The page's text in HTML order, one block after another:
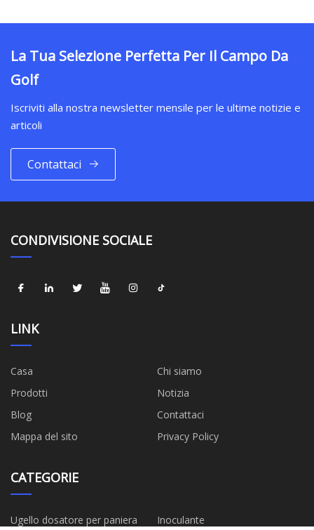
La Tua Selezione Perfetta Per Il Campo Da
Golf
Iscriviti alla nostra newsletter mensile per le ultime notizie e
articoli
Contattaci
CONDIVISIONE SOCIALE
LINK
Casa
Chi siamo
Prodotti
Notizia
Blog
Contattaci
Mappa del sito
Privacy Policy
CATEGORIE
Ugello dosatore per paniera Inoculante